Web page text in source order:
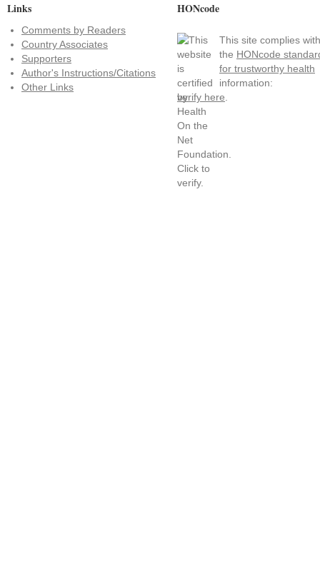
Links
Comments by Readers
Country Associates
Supporters
Author's Instructions/Citations
Other Links
HONcode
This site complies with
the HONcode
for trustworthy health
information:
verify here